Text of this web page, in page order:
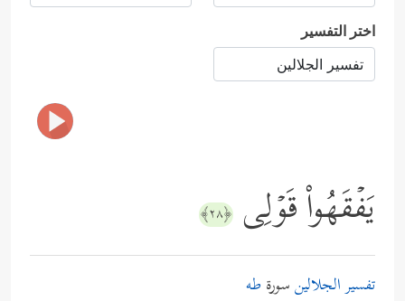
اختر التفسير
یَفۡقَهُواْ قَوۡلِی ﴿٢٨﴾
تفسير الجلالينسورة طه